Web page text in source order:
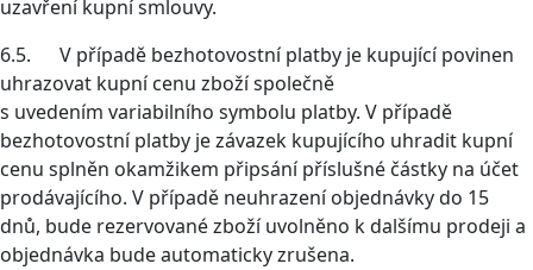
uzavření kupní smlouvy.
6.5. V případě bezhotovostní platby je kupující povinen
uhrazovat kupní cenu zboží společně
s uvedením variabilního symbolu platby. V případě
bezhotovostní platby je závazek kupujícího uhradit kupní
cenu splněn okamžikem připsání příslušné částky na účet
prodávajícího. V případě neuhrazení objednávky do 15
dnů, bude rezervované zboží uvolněno k dalšímu prodeji a
objednávka bude automaticky zrušena.